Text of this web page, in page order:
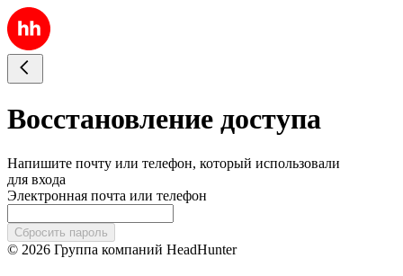
Восстановление доступа
Напишите почту или телефон, который использовали
для входа
Электронная почта или телефон
Сбросить пароль
© 2026 Группа компаний HeadHunter